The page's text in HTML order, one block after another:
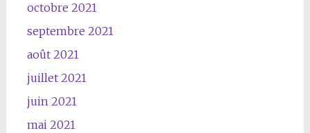
octobre 2021
septembre 2021
août 2021
juillet 2021
juin 2021
mai 2021